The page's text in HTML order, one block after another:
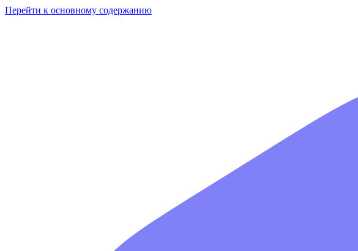
Перейти к основному содержанию